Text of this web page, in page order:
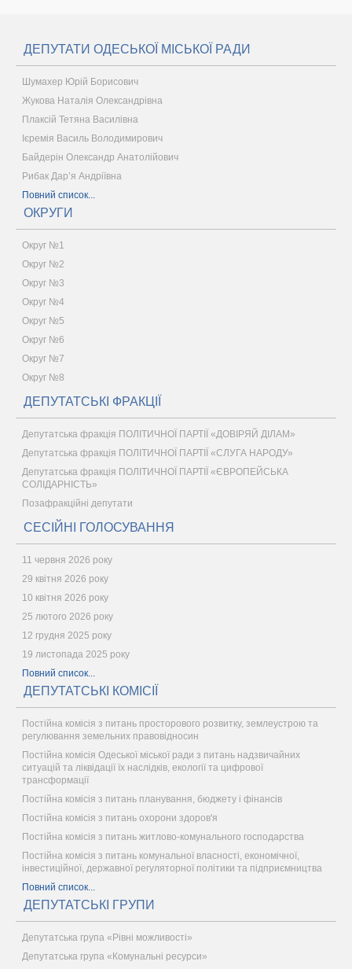
ДЕПУТАТИ ОДЕСЬКОЇ МІСЬКОЇ РАДИ
Шумахер Юрій Борисович
Жукова Наталія Олександрівна
Плаксій Тетяна Василівна
Ієремія Василь Володимирович
Байдерін Олександр Анатолійович
Рибак Дар’я Андріївна
Повний список...
ОКРУГИ
Округ №1
Округ №2
Округ №3
Округ №4
Округ №5
Округ №6
Округ №7
Округ №8
ДЕПУТАТСЬКІ ФРАКЦІЇ
Депутатська фракція ПОЛІТИЧНОЇ ПАРТІЇ «ДОВІРЯЙ ДІЛАМ»
Депутатська фракція ПОЛІТИЧНОЇ ПАРТІЇ «СЛУГА НАРОДУ»
Депутатська фракція ПОЛІТИЧНОЇ ПАРТІЇ «ЄВРОПЕЙСЬКА
СОЛІДАРНІСТЬ»
Позафракційні депутати
СЕСІЙНІ ГОЛОСУВАННЯ
11 червня 2026 року
29 квітня 2026 року
10 квітня 2026 року
25 лютого 2026 року
12 грудня 2025 року
19 листопада 2025 року
Повний список...
ДЕПУТАТСЬКІ КОМІСІЇ
Постійна комісія з питань просторового розвитку, землеустрою та
регулювання земельних правовідносин
Постійна комісія Одеської міської ради з питань надзвичайних
ситуацій та ліквідації їх наслідків, екології та цифрової
трансформації
Постійна комісія з питань планування, бюджету і фінансів
Постійна комісія з питань охорони здоров'я
Постійна комісія з питань житлово-комунального господарства
Постійна комісія з питань комунальної власності, економічної,
інвестиційної, державної регуляторної політики та підприємництва
Повний список...
ДЕПУТАТСЬКІ ГРУПИ
Депутатська група «Рівні можливості»
Депутатська група «Комунальні ресурси»